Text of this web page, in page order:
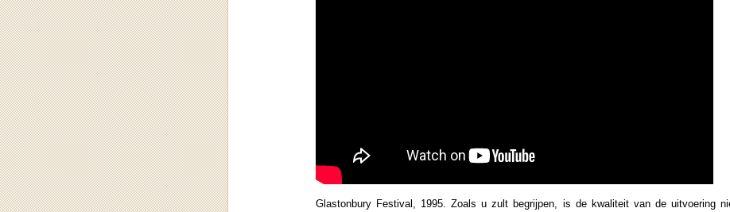
Glastonbury Festival, 1995. Zoals u zult begrijpen, is de kwaliteit van de uitvoering